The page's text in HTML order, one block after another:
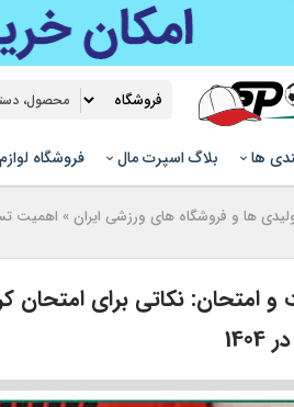
ها بلاگ اسپرت مال فروشگاه
ها و فروشگاه های ورزشی ایران» اهمیت
امتحان: نکاتی برای امتحان